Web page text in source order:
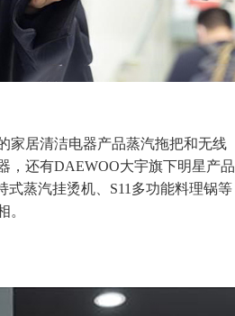
家居清洁电器产品蒸汽拖把和无线
，还有DAEWOO大宇旗下明星产品
式蒸汽挂烫机、S11多功能料理锅等
。